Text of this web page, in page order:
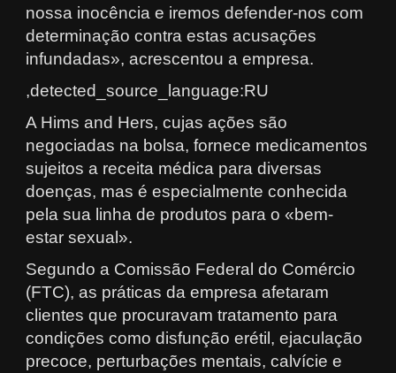
nossa inocência e iremos defender-nos com
determinação contra estas acusações
infundadas», acrescentou a empresa.
,detected_source_language:RU
A Hims and Hers, cujas ações são
negociadas na bolsa, fornece medicamentos
sujeitos a receita médica para diversas
doenças, mas é especialmente conhecida
pela sua linha de produtos para o «bem-
estar sexual».
Segundo a Comissão Federal do Comércio
(FTC), as práticas da empresa afetaram
clientes que procuravam tratamento para
condições como disfunção erétil, ejaculação
precoce, perturbações mentais, calvície e